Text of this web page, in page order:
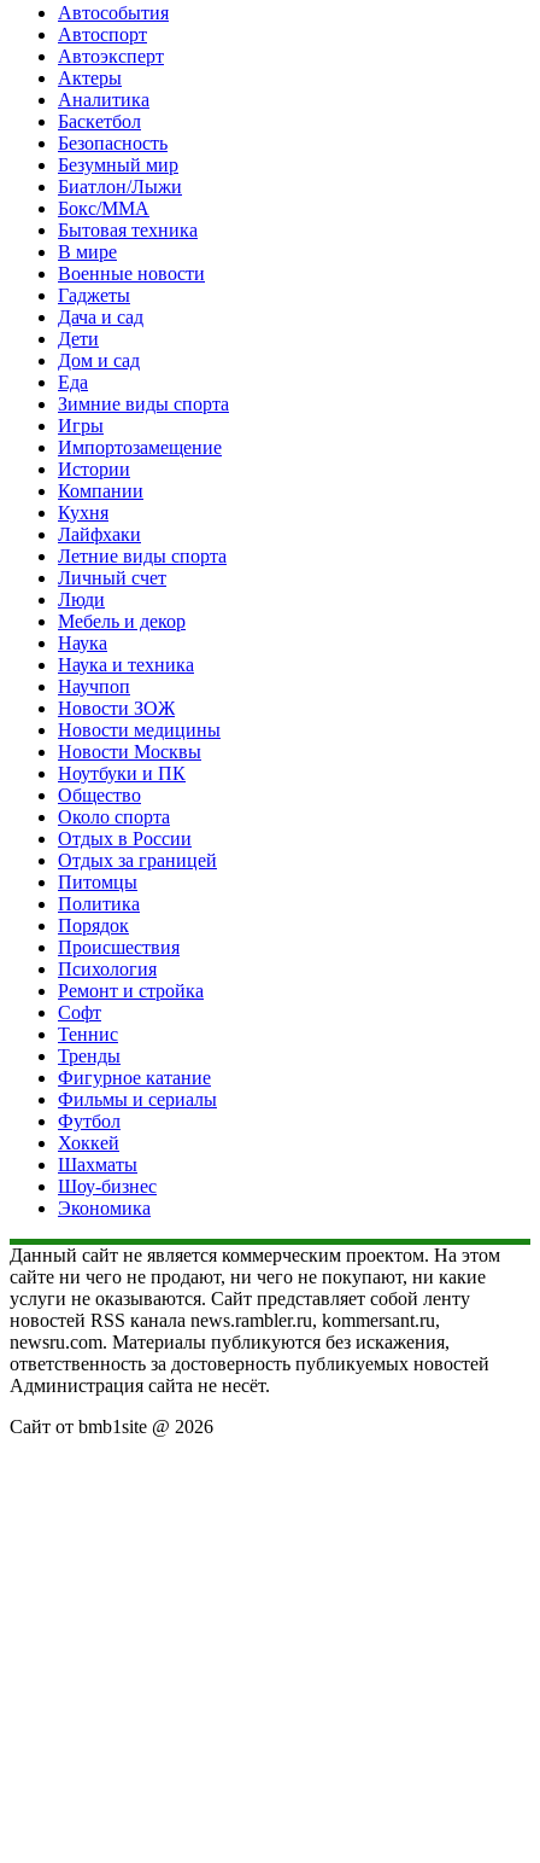
Автособытия
Автоспорт
Автоэксперт
Актеры
Аналитика
Баскетбол
Безопасность
Безумный мир
Биатлон/Лыжи
Бокс/MMA
Бытовая техника
В мире
Военные новости
Гаджеты
Дача и сад
Дети
Дом и сад
Еда
Зимние виды спорта
Игры
Импортозамещение
Истории
Компании
Кухня
Лайфхаки
Летние виды спорта
Личный счет
Люди
Мебель и декор
Наука
Наука и техника
Научпоп
Новости ЗОЖ
Новости медицины
Новости Москвы
Ноутбуки и ПК
Общество
Около спорта
Отдых в России
Отдых за границей
Питомцы
Политика
Порядок
Происшествия
Психология
Ремонт и стройка
Софт
Теннис
Тренды
Фигурное катание
Фильмы и сериалы
Футбол
Хоккей
Шахматы
Шоу-бизнес
Экономика
Данный сайт не является коммерческим проектом. На этом
сайте ни чего не продают, ни чего не покупают, ни какие
услуги не оказываются. Сайт представляет собой ленту
новостей RSS канала news.rambler.ru, kommersant.ru,
newsru.com. Материалы публикуются без искажения,
ответственность за достоверность публикуемых новостей
Администрация сайта не несёт.
Сайт от bmb1site @ 2026